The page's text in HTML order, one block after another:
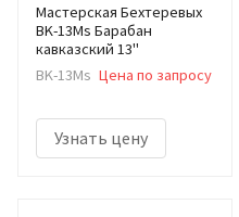
Мастерская Бехтеревых
BK-13Ms Барабан
кавказский 13"
BK-13Ms Цена по запросу
Узнать цену